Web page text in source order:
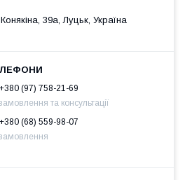
Конякіна, 39а, Луцьк, Україна
+380 (97) 758-21-69
та консультації
+380 (68) 559-98-07